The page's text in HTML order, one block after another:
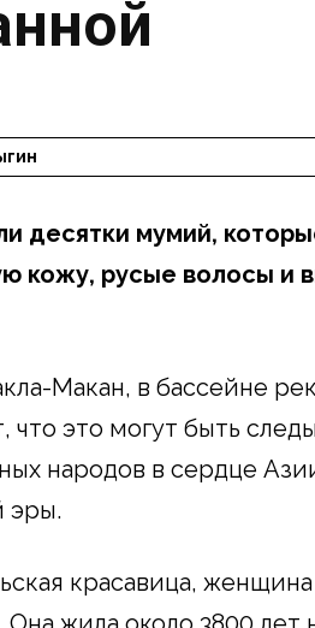
десятки мумий,
кожу, русые волосы и
Макан, в бассейне
что это могут быть
народов в сердце
эры.
красавица,